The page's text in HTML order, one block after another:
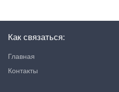
Как связаться:
Главная
Контакты